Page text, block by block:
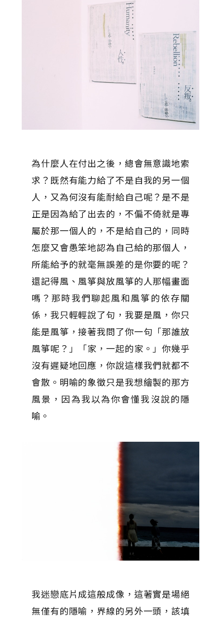
為什麼人在付出之後，總會無意識地索
求？既然有能力給了不是自我的另一個
人，又為何沒有能耐給自己呢？是不是
正是因為給了出去的，不偏不倚就是專
屬於那一個人的，不是給自己的，同時
怎麼又會愚笨地認為自己給的那個人，
所能給予的就毫無誤差的是你要的呢？
還記得風、風箏與放風箏的人那幅畫面
嗎？那時我們聊起風和風箏的依存關
係，我只輕輕說了句，我要是風，你只
能是風箏，接著我問了你一句「那誰放
風箏呢？」「家，一起的家。」你幾乎
沒有遲疑地回應，你說這樣我們就都不
會散。明喻的象徵只是我想繪製的那方
風景，因為我以為你會懂我沒說的隱
喻。
我迷戀底片成這般成像，這著實是場絕
無僅有的隱喻，界線的另外一頭，該填